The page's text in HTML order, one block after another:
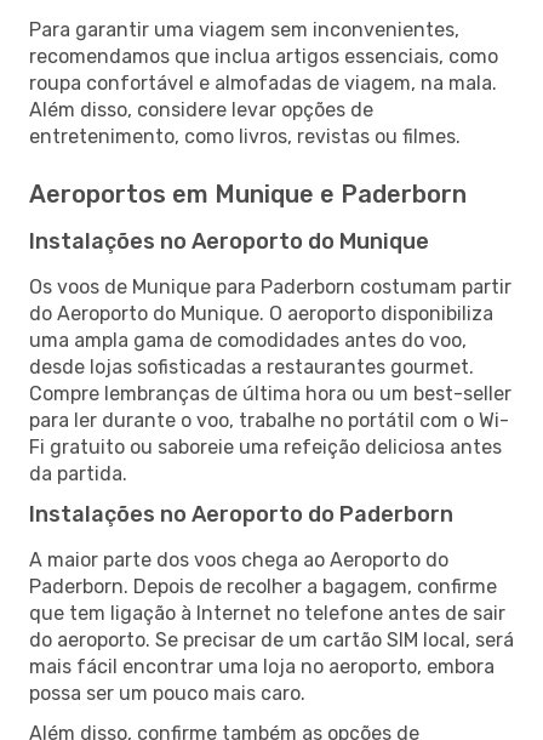
Para garantir uma viagem sem inconvenientes,
recomendamos que inclua artigos essenciais, como
roupa confortável e almofadas de viagem, na mala.
Além disso, considere levar opções de
entretenimento, como livros, revistas ou filmes.
Aeroportos em Munique e Paderborn
Instalações no Aeroporto do Munique
Os voos de Munique para Paderborn costumam partir
do Aeroporto do Munique. O aeroporto disponibiliza
uma ampla gama de comodidades antes do voo,
desde lojas sofisticadas a restaurantes gourmet.
Compre lembranças de última hora ou um best-seller
para ler durante o voo, trabalhe no portátil com o Wi-
Fi gratuito ou saboreie uma refeição deliciosa antes
da partida.
Instalações no Aeroporto do Paderborn
A maior parte dos voos chega ao Aeroporto do
Paderborn. Depois de recolher a bagagem, confirme
que tem ligação à Internet no telefone antes de sair
do aeroporto. Se precisar de um cartão SIM local, será
mais fácil encontrar uma loja no aeroporto, embora
possa ser um pouco mais caro.
Além disso, confirme também as opções de